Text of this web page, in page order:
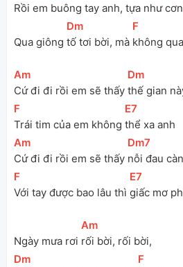
Rồi em buông tay anh, tựa như
Qua giông
[Dm
tố tơi bời, mà
[F
không
[
Am
Cứ đi đi rồi em sẽ thấy
[Dm
thế gian
[F
Trái tim của em không
[E7
thể xa anh
[
Am
Cứ đi đi rồi em sẽ thấy
[Dm7
nỗi đau
[F
Với tay được bao lâu thì
[E7
giấc mơ
Ngày mưa rơi
[
Am
rối bời, rối bời,
[Dm [F